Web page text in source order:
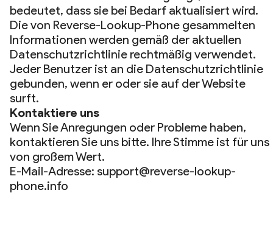
bedeutet, dass sie bei Bedarf aktualisiert wird.
Die von Reverse-Lookup-Phone gesammelten
Informationen werden gemäß der aktuellen
Datenschutzrichtlinie rechtmäßig verwendet.
Jeder Benutzer ist an die Datenschutzrichtlinie
gebunden, wenn er oder sie auf der Website
surft.
Kontaktiere uns
Wenn Sie Anregungen oder Probleme haben,
kontaktieren Sie uns bitte. Ihre Stimme ist für uns
von großem Wert.
E-Mail-Adresse: support@reverse-lookup-
phone.info